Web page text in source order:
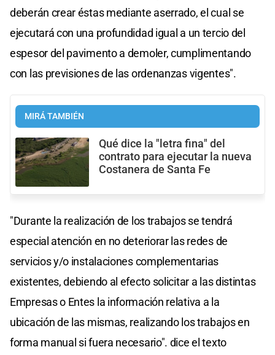
deberán crear éstas mediante aserrado, el cual se
ejecutará con una profundidad igual a un tercio del
espesor del pavimento a demoler, cumplimentando
con las previsiones de las ordenanzas vigentes".
MIRÁ TAMBIÉN
Qué dice la "letra fina" del
contrato para ejecutar la nueva
Costanera de Santa Fe
"Durante la realización de los trabajos se tendrá
especial atención en no deteriorar las redes de
servicios y/o instalaciones complementarias
existentes, debiendo al efecto solicitar a las distintas
Empresas o Entes la información relativa a la
ubicación de las mismas, realizando los trabajos en
forma manual si fuera necesario". dice el texto